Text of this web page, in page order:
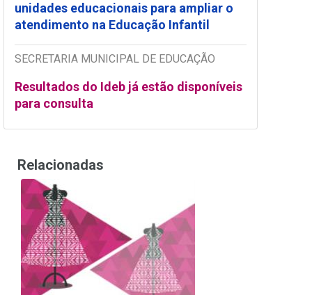
unidades educacionais para ampliar o
atendimento na Educação Infantil
SECRETARIA MUNICIPAL DE EDUCAÇÃO
Resultados do Ideb já estão disponíveis
para consulta
Relacionadas